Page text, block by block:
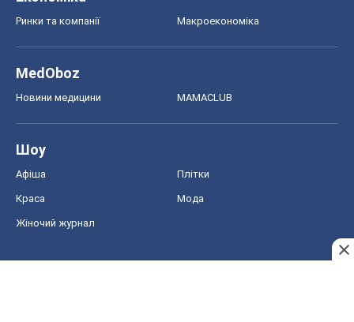
Ринки та компанії Макроекономіка
MedOboz
Новини медицини MAMACLUB
Шоу
Афіша Плітки
Краса Мода
Жіночий журнал